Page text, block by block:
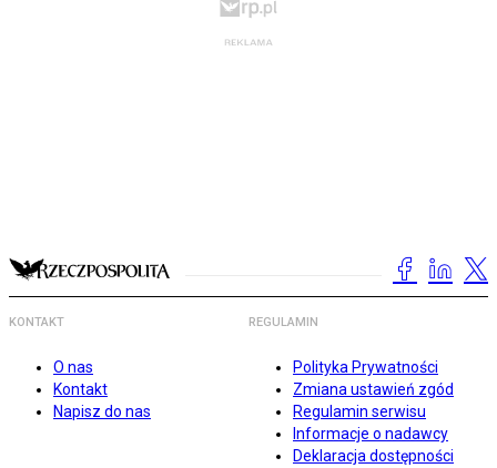
KONTAKT
O nas
Kontakt
Napisz do nas
REGULAMIN
Polityka Prywatności
Zmiana ustawień zgód
Regulamin serwisu
Informacje o nadawcy
Deklaracja dostępności